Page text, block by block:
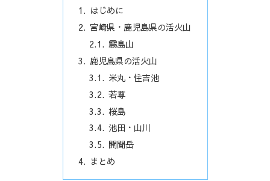
はじめに
宮崎県・鹿児島県の活火山
霧島山
鹿児島県の活火山
米丸・住吉池
若尊
桜島
池田・山川
開聞岳
まとめ